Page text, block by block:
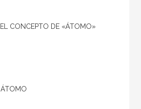
CONCEPTO DE «ÁTOMO»
ÁTOMO